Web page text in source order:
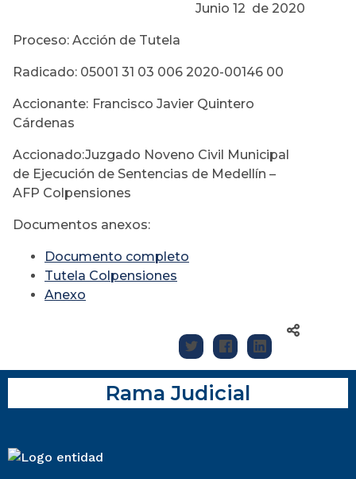
Junio 12 de 2020
Proceso: Acción de Tutela
Radicado: 05001 31 03 006 2020-00146 00
Accionante: Francisco Javier Quintero
Cárdenas
Accionado:Juzgado Noveno Civil Municipal
de Ejecución de Sentencias de Medellín –
AFP Colpensiones
Documentos anexos:
Documento completo
Tutela Colpensiones
Anexo
Rama Judicial